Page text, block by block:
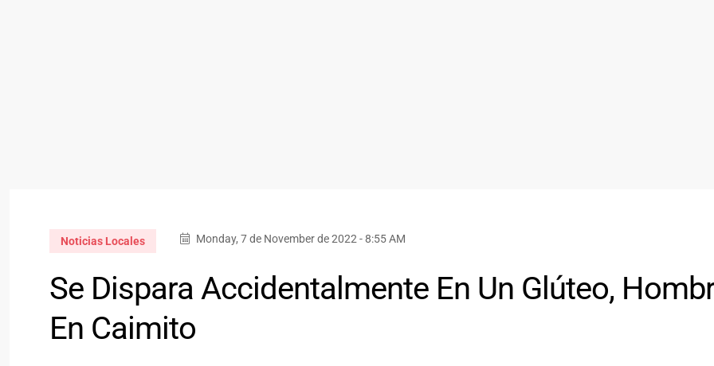
Noticias Locales Monday, 7 de November de 2022 - 8:55 AM
Se Dispara Accidentalmente En Un Glúteo,
En Caimito